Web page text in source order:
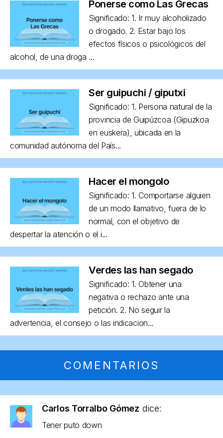
Ponerse como Las Grecas
Significado: 1. Ir muy alcoholizado
o drogado. 2. Estar bajo los
efectos físicos o psicológicos del
alcohol, de una droga ...
Ser guipuchi / giputxi
Significado: 1. Persona natural de la
provincia de Guipúzcoa (Gipuzkoa
en euskera), ubicada en la
comunidad autónoma del País...
Hacer el mongolo
Significado: 1. Comportarse alguien
de un modo llamativo, fuera de lo
normal, con el objetivo de
despertar la atención o el i...
Verdes las han segado
Significado: 1. Obtener una
negativa o rechazo ante una
petición. 2. No seguir la
advertencia, el consejo o las indicacion...
COMENTARIOS
Carlos Torralbo Gómez dice:
Tener puto down